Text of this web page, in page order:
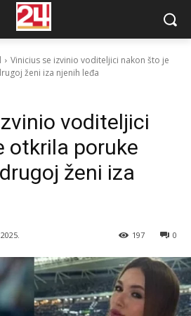
Vinicius se izvinio voditeljici nakon što je
ženi iza njenih leđa
voditeljici
otkrila poruke
ženi iza
0
197